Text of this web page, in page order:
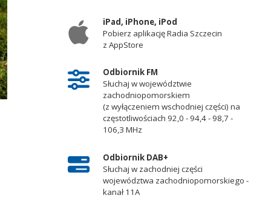
iPad, iPhone, iPod
Pobierz aplikację Radia Szczecin
z AppStore
Odbiornik FM
Słuchaj w województwie
zachodniopomorskiem
(z wyłączeniem wschodniej części) na
częstotliwościach 92,0 - 94,4 - 98,7 -
106,3 MHz
Odbiornik DAB+
Słuchaj w zachodniej części
województwa zachodniopomorskiego -
kanał 11A